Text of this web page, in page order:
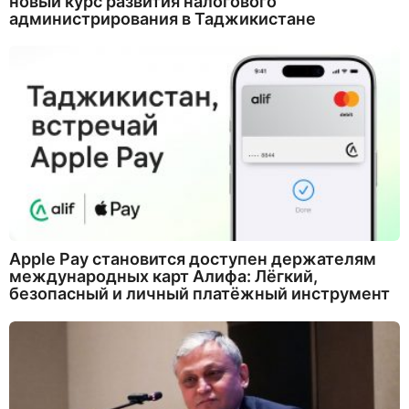
администрирования в Таджикистане
Apple Pay становится доступен держателям
международных карт Алифа: Лёгкий,
безопасный и личный платёжный инструмент